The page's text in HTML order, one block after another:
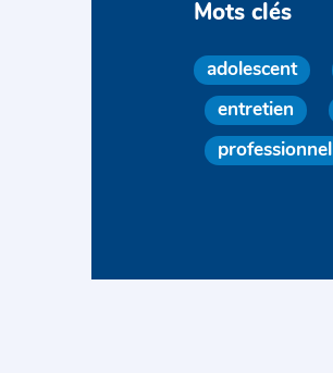
Mots clés
adolescent
entretien
professionnel